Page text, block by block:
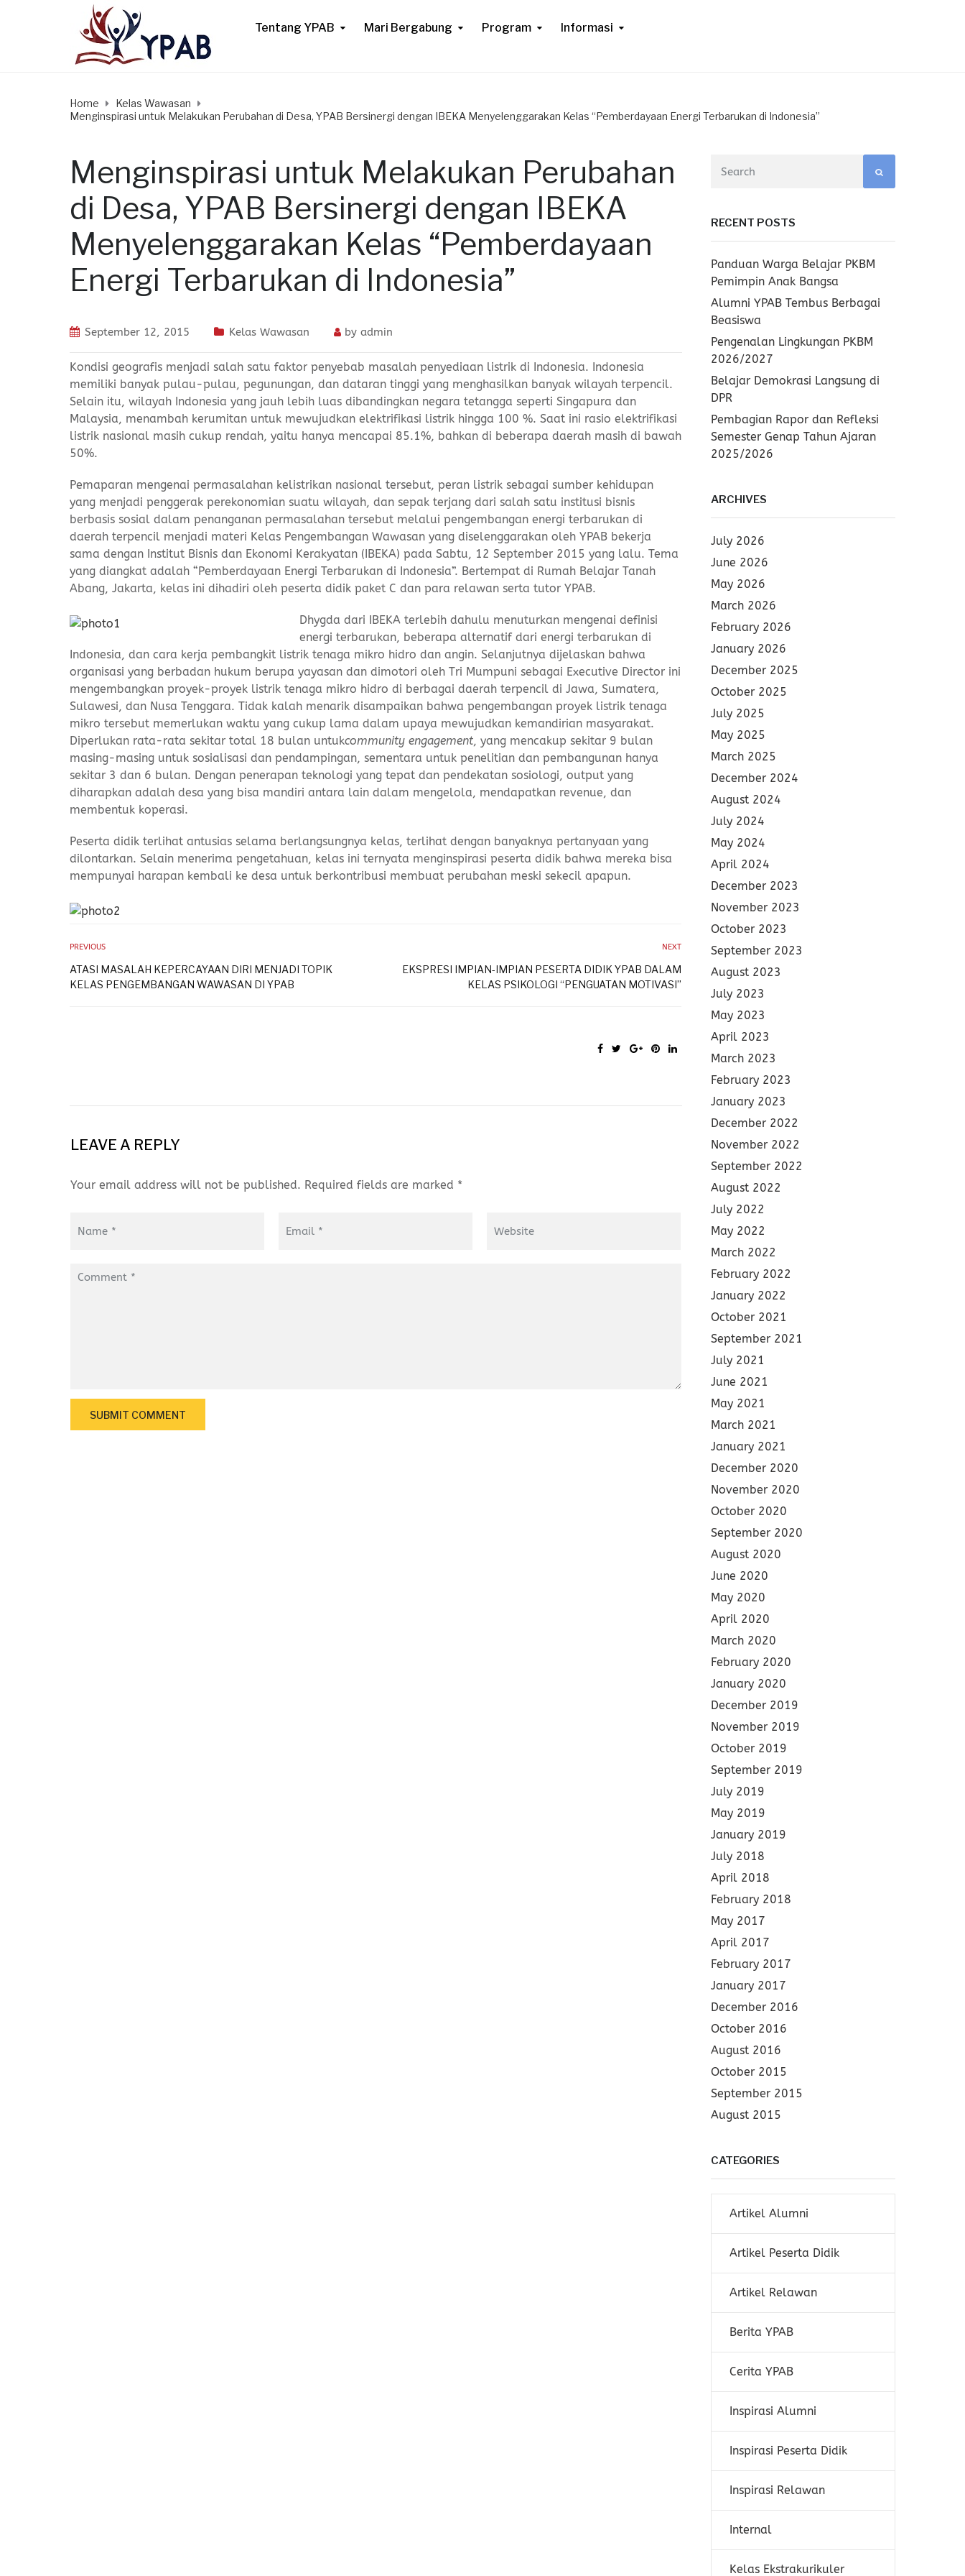
Tentang YPAB Mari Bergabung Program Informasi
Home
Kelas Wawasan
Menginspirasi untuk Melakukan Perubahan di Desa, YPAB Bersinergi dengan IBEKA Menyelenggarakan Kelas “Pemberdayaan Energi Terbarukan di Indonesia”
Menginspirasi untuk Melakukan Perubahan
di Desa, YPAB Bersinergi dengan IBEKA
Menyelenggarakan Kelas “Pemberdayaan
Energi Terbarukan di Indonesia”
September 12, 2015 Kelas Wawasan by admin
Kondisi geografis menjadi salah satu faktor penyebab masalah penyediaan listrik di Indonesia. Indonesia
memiliki banyak pulau-pulau, pegunungan, dan dataran tinggi yang menghasilkan banyak wilayah terpencil.
Selain itu, wilayah Indonesia yang jauh lebih luas dibandingkan negara tetangga seperti Singapura dan
Malaysia, menambah kerumitan untuk mewujudkan elektrifikasi listrik hingga 100 %. Saat ini rasio elektrifikasi
listrik nasional masih cukup rendah, yaitu hanya mencapai 85.1%, bahkan di beberapa daerah masih di bawah
50%.
Pemaparan mengenai permasalahan kelistrikan nasional tersebut, peran listrik sebagai sumber kehidupan
yang menjadi penggerak perekonomian suatu wilayah, dan sepak terjang dari salah satu institusi bisnis
berbasis sosial dalam penanganan permasalahan tersebut melalui pengembangan energi terbarukan di
daerah terpencil menjadi materi Kelas Pengembangan Wawasan yang diselenggarakan oleh YPAB bekerja
sama dengan Institut Bisnis dan Ekonomi Kerakyatan (IBEKA) pada Sabtu, 12 September 2015 yang lalu. Tema
yang diangkat adalah “Pemberdayaan Energi Terbarukan di Indonesia”. Bertempat di Rumah Belajar Tanah
Abang, Jakarta, kelas ini dihadiri oleh peserta didik paket C dan para relawan serta tutor YPAB.
Dhygda dari IBEKA terlebih dahulu menuturkan mengenai definisi
energi terbarukan, beberapa alternatif dari energi terbarukan di
Indonesia, dan cara kerja pembangkit listrik tenaga mikro hidro dan angin. Selanjutnya dijelaskan bahwa
organisasi yang berbadan hukum berupa yayasan dan dimotori oleh Tri Mumpuni sebagai Executive Director ini
mengembangkan proyek-proyek listrik tenaga mikro hidro di berbagai daerah terpencil di Jawa, Sumatera,
Sulawesi, dan Nusa Tenggara. Tidak kalah menarik disampaikan bahwa pengembangan proyek listrik tenaga
mikro tersebut memerlukan waktu yang cukup lama dalam upaya mewujudkan kemandirian masyarakat.
Diperlukan rata-rata sekitar total 18 bulan untukcommunity engagement, yang mencakup sekitar 9 bulan
masing-masing untuk sosialisasi dan pendampingan, sementara untuk penelitian dan pembangunan hanya
sekitar 3 dan 6 bulan. Dengan penerapan teknologi yang tepat dan pendekatan sosiologi, output yang
diharapkan adalah desa yang bisa mandiri antara lain dalam mengelola, mendapatkan revenue, dan
membentuk koperasi.
Peserta didik terlihat antusias selama berlangsungnya kelas, terlihat dengan banyaknya pertanyaan yang
dilontarkan. Selain menerima pengetahuan, kelas ini ternyata menginspirasi peserta didik bahwa mereka bisa
mempunyai harapan kembali ke desa untuk berkontribusi membuat perubahan meski sekecil apapun.
PREVIOUS
ATASI MASALAH KEPERCAYAAN DIRI MENJADI TOPIK
KELAS PENGEMBANGAN WAWASAN DI YPAB
NEXT
EKSPRESI IMPIAN-IMPIAN PESERTA DIDIK YPAB DALAM
KELAS PSIKOLOGI “PENGUATAN MOTIVASI”
LEAVE A REPLY
Your email address will not be published. Required fields are marked *
RECENT POSTS
Panduan Warga Belajar PKBM
Pemimpin Anak Bangsa
Alumni YPAB Tembus Berbagai
Beasiswa
Pengenalan Lingkungan PKBM
2026/2027
Belajar Demokrasi Langsung di
DPR
Pembagian Rapor dan Refleksi
Semester Genap Tahun Ajaran
2025/2026
ARCHIVES
July 2026
June 2026
May 2026
March 2026
February 2026
January 2026
December 2025
October 2025
July 2025
May 2025
March 2025
December 2024
August 2024
July 2024
May 2024
April 2024
December 2023
November 2023
October 2023
September 2023
August 2023
July 2023
May 2023
April 2023
March 2023
February 2023
January 2023
December 2022
November 2022
September 2022
August 2022
July 2022
May 2022
March 2022
February 2022
January 2022
October 2021
September 2021
July 2021
June 2021
May 2021
March 2021
January 2021
December 2020
November 2020
October 2020
September 2020
August 2020
June 2020
May 2020
April 2020
March 2020
February 2020
January 2020
December 2019
November 2019
October 2019
September 2019
July 2019
May 2019
January 2019
July 2018
April 2018
February 2018
May 2017
April 2017
February 2017
January 2017
December 2016
October 2016
August 2016
October 2015
September 2015
August 2015
CATEGORIES
Artikel Alumni
Artikel Peserta Didik
Artikel Relawan
Berita YPAB
Cerita YPAB
Inspirasi Alumni
Inspirasi Peserta Didik
Inspirasi Relawan
Internal
Kelas Ekstrakurikuler